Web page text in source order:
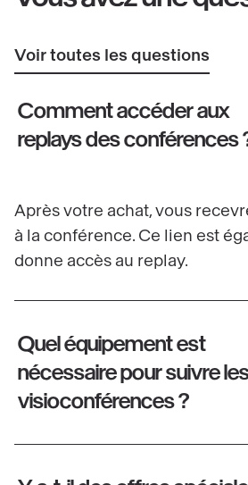
Voir toutes les questions
Comment accéder aux
replays des conférences
Après votre achat, vous
à la conférence. Ce lien est
donne accès au replay.
Quel équipement est
nécessaire pour suivre
visioconférences ?